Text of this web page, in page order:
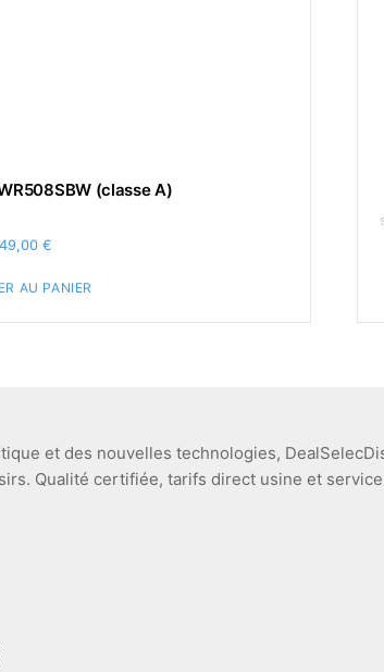
(classe A)
€
AU PANIER
et des nouvelles technologies,
Qualité certifiée, tarifs direct usine et